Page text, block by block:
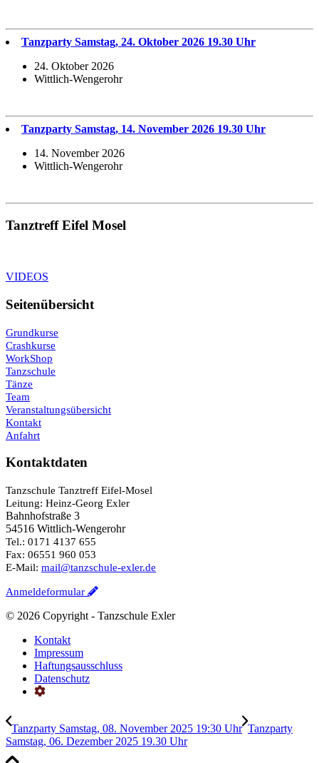
Tanzparty Samstag, 24. Oktober 2026 19.30 Uhr
24. Oktober 2026
Wittlich-Wengerohr
Tanzparty Samstag, 14. November 2026 19.30 Uhr
14. November 2026
Wittlich-Wengerohr
Tanztreff Eifel Mosel
VIDEOS
Seitenübersicht
Grundkurse
Crashkurse
WorkShop
Tanzschule
Tänze
Team
Veranstaltungsübersicht
Kontakt
Anfahrt
Kontaktdaten
Tanzschule Tanztreff Eifel-Mosel
Leitung: Heinz-Georg Exler
Bahnhofstraße 3
54516 Wittlich-Wengerohr
Tel.: 0171 4137 655
Fax: 06551 960 053
E-Mail: mail@tanzschule-exler.de
Anmeldeformular
© 2026 Copyright - Tanzschule Exler
Kontakt
Impressum
Haftungsausschluss
Datenschutz
Tanzparty Samstag, 08. November 2025 19:30 Uhr Tanzparty
Samstag, 06. Dezember 2025 19.30 Uhr